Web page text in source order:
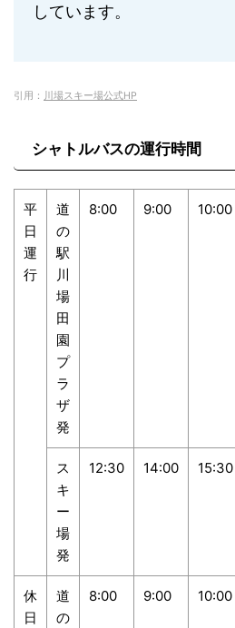
しています。
引用： 川場スキー場公式HP
シャトルバスの運行時間
平
日
運
行
道
の
駅
川
場
田
園
プ
ラ
ザ
発
8:00 9:00 10:00
ス
キ
ー
場
発
12:30 14:00 15:30
休
日
道
の
8:00 9:00 10:00